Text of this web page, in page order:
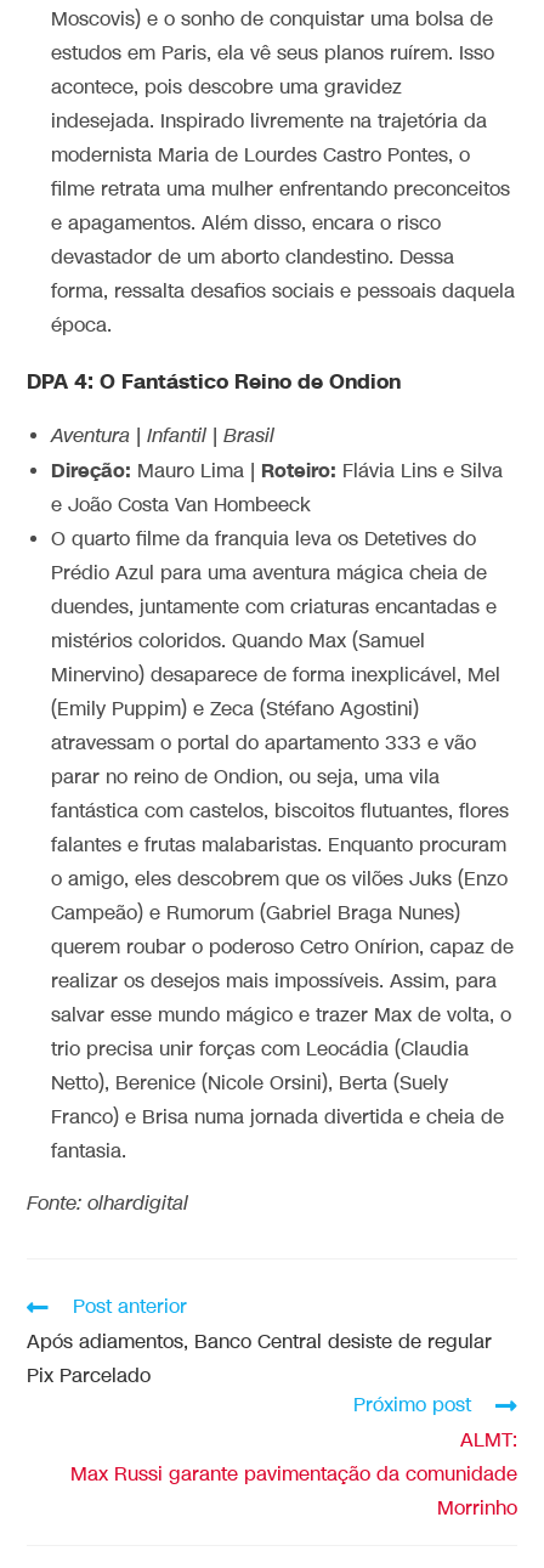
Moscovis) e o sonho de conquistar uma bolsa de
estudos em Paris, ela vê seus planos ruírem. Isso
acontece, pois descobre uma gravidez
indesejada. Inspirado livremente na trajetória da
modernista Maria de Lourdes Castro Pontes, o
filme retrata uma mulher enfrentando preconceitos
e apagamentos. Além disso, encara o risco
devastador de um aborto clandestino. Dessa
forma, ressalta desafios sociais e pessoais daquela
época.
DPA 4: O Fantástico Reino de Ondion
Aventura | Infantil | Brasil
Direção: Mauro Lima | Roteiro: Flávia Lins e Silva
e João Costa Van Hombeeck
O quarto filme da franquia leva os Detetives do
Prédio Azul para uma aventura mágica cheia de
duendes, juntamente com criaturas encantadas e
mistérios coloridos. Quando Max (Samuel
Minervino) desaparece de forma inexplicável, Mel
(Emily Puppim) e Zeca (Stéfano Agostini)
atravessam o portal do apartamento 333 e vão
parar no reino de Ondion, ou seja, uma vila
fantástica com castelos, biscoitos flutuantes, flores
falantes e frutas malabaristas. Enquanto procuram
o amigo, eles descobrem que os vilões Juks (Enzo
Campeão) e Rumorum (Gabriel Braga Nunes)
querem roubar o poderoso Cetro Onírion, capaz de
realizar os desejos mais impossíveis. Assim, para
salvar esse mundo mágico e trazer Max de volta, o
trio precisa unir forças com Leocádia (Claudia
Netto), Berenice (Nicole Orsini), Berta (Suely
Franco) e Brisa numa jornada divertida e cheia de
fantasia.
Fonte: olhardigital
Post anterior
Após adiamentos, Banco Central desiste de regular
Pix Parcelado
Próximo post
ALMT:
Max Russi garante pavimentação da comunidade
Morrinho